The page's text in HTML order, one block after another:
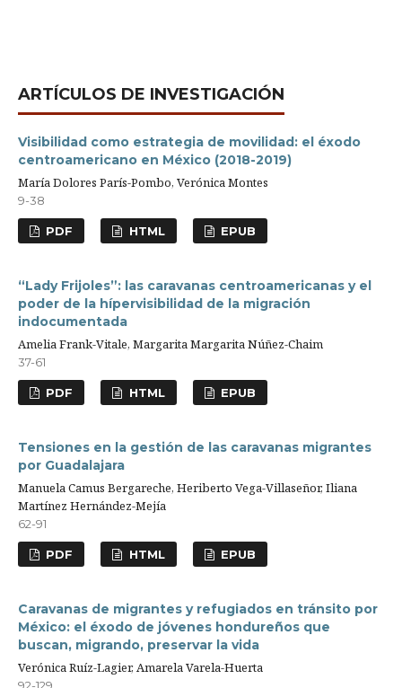
ARTÍCULOS DE INVESTIGACIÓN
Visibilidad como estrategia de movilidad: el éxodo
centroamericano en México (2018-2019)
María Dolores París-Pombo, Verónica Montes
9-38
PDF HTML EPUB
“Lady Frijoles”: las caravanas centroamericanas y el
poder de la hípervisibilidad de la migración
indocumentada
Amelia Frank-Vitale, Margarita Margarita Núñez-Chaim
37-61
PDF HTML EPUB
Tensiones en la gestión de las caravanas migrantes
por Guadalajara
Manuela Camus Bergareche, Heriberto Vega-Villaseñor, Iliana
Martínez Hernández-Mejía
62-91
PDF HTML EPUB
Caravanas de migrantes y refugiados en tránsito por
México: el éxodo de jóvenes hondureños que
buscan, migrando, preservar la vida
Verónica Ruíz-Lagier, Amarela Varela-Huerta